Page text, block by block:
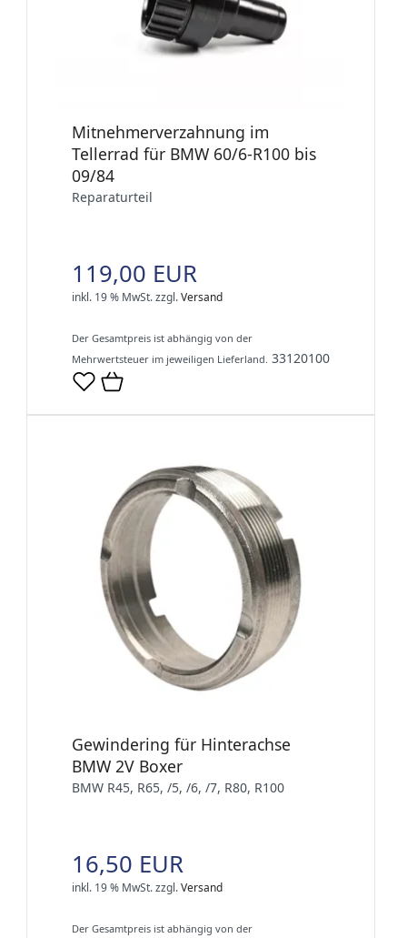
Mitnehmerverzahnung im
Tellerrad für BMW 60/6-R100 bis
09/84
Reparaturteil
119,00 EUR
inkl. 19 % MwSt.zzgl.Versand
Der Gesamtpreis ist abhängig von der
Mehrwertsteuer im jeweiligen Lieferland. 33120100
Gewindering für Hinterachse
BMW 2V Boxer
BMW R45, R65, /5, /6, /7, R80, R100
16,50 EUR
inkl. 19 % MwSt.zzgl.Versand
Der Gesamtpreis ist abhängig von der